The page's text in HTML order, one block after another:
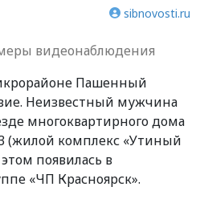
sibnovosti.ru
видеонаблюдения
Пашенный
Неизвестный мужчина
многоквартирного дома
(жилой комплекс «Утиный
появилась в
«ЧП Красноярск».